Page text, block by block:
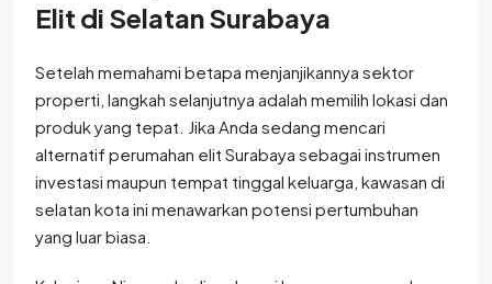
Elit di Selatan Surabaya
Setelah memahami betapa menjanjikannya sektor
properti, langkah selanjutnya adalah memilih lokasi dan
produk yang tepat. Jika Anda sedang mencari
alternatif perumahan elit Surabaya sebagai instrumen
investasi maupun tempat tinggal keluarga, kawasan di
selatan kota ini menawarkan potensi pertumbuhan
yang luar biasa.